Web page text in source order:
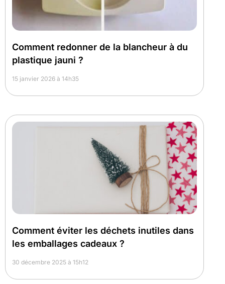
Comment redonner de la blancheur à du
plastique jauni ?
15 janvier 2026 à 14h35
Comment éviter les déchets inutiles dans
les emballages cadeaux ?
30 décembre 2025 à 15h12